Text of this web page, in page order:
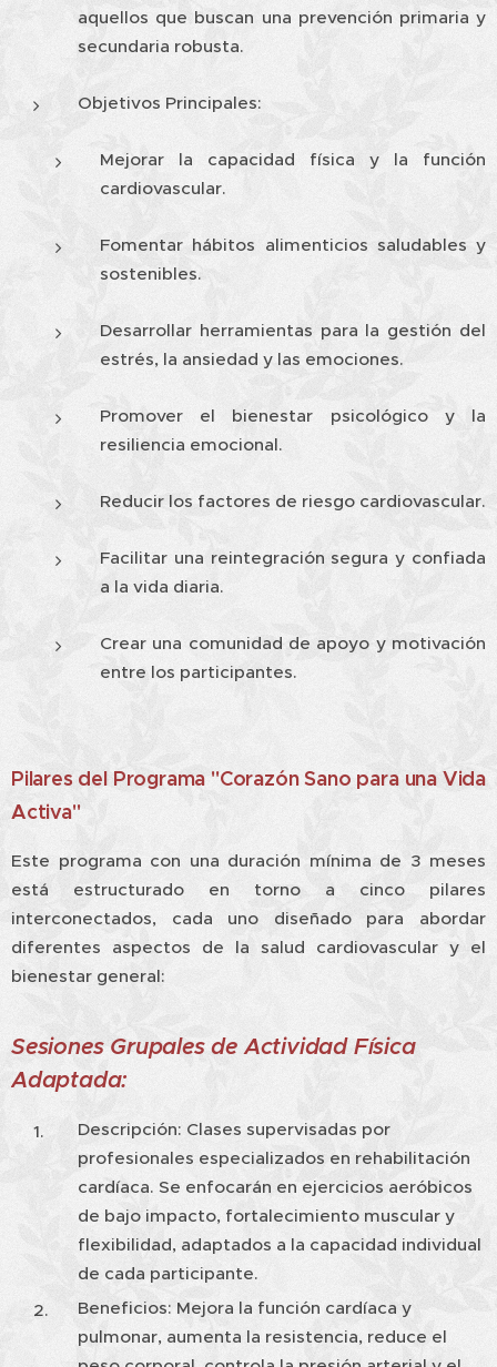
aquellos que buscan una prevención primaria y
secundaria robusta.
Objetivos Principales:
Mejorar la capacidad física y la función
cardiovascular.
Fomentar hábitos alimenticios saludables y
sostenibles.
Desarrollar herramientas para la gestión del
estrés, la ansiedad y las emociones.
Promover el bienestar psicológico y la
resiliencia emocional.
Reducir los factores de riesgo cardiovascular.
Facilitar una reintegración segura y confiada
a la vida diaria.
Crear una comunidad de apoyo y motivación
entre los participantes.
Pilares del Programa "Corazón Sano para una Vida
Activa"
Este programa con una duración mínima de 3 meses
está estructurado en torno a cinco pilares
interconectados, cada uno diseñado para abordar
diferentes aspectos de la salud cardiovascular y el
bienestar general:
Sesiones Grupales de Actividad Física
Adaptada:
Descripción: Clases supervisadas por
profesionales especializados en rehabilitación
cardíaca. Se enfocarán en ejercicios aeróbicos
de bajo impacto, fortalecimiento muscular y
flexibilidad, adaptados a la capacidad individual
de cada participante.
Beneficios: Mejora la función cardíaca y
pulmonar, aumenta la resistencia, reduce el